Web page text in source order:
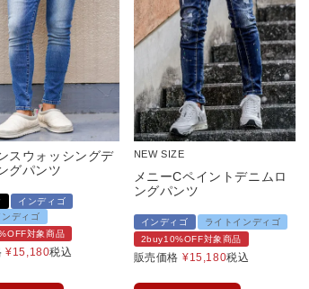
スウォッシングデ
グパンツ
インディゴ
ンディゴ
対象商品
¥15,180税込
NEW SIZE
メニーCペイントデニムロ
ングパンツ
インディゴ
ライトインディゴ
2buy10%OFF対象商品
販売価格 ¥15,180税込